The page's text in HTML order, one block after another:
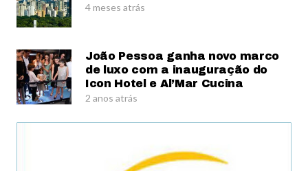
4 meses atrás
João Pessoa ganha novo marco
de luxo com a inauguração do
Icon Hotel e Al’Mar Cucina
2 anos atrás